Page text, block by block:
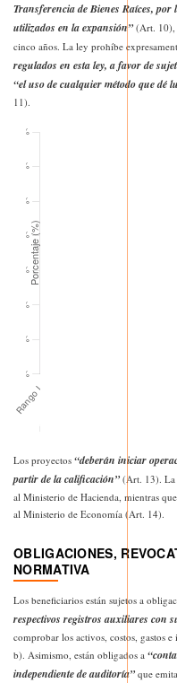
Transferencia de Bienes Raíces,
utilizados en la expansión” (Art. 10),
cinco años. La ley prohíbe
regulados en esta ley, a favor de
“el uso de cualquier método que dé
11).
Los proyectos “deberán iniciar
partir de la calificación” (Art. 13). La
al Ministerio de Hacienda, mientras
al Ministerio de Economía (Art. 14).
OBLIGACIONES,
NORMATIVA
Los beneficiarios están sujetos a
respectivos registros auxiliares con
comprobar los activos, costos, gastos
b). Asimismo, están obligados a
independiente de auditoría” que